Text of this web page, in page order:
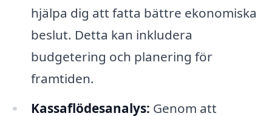
hjälpa dig att fatta bättre ekonomiska
beslut. Detta kan inkludera
budgetering och planering för
framtiden.
Kassaflödesanalys: Genom att